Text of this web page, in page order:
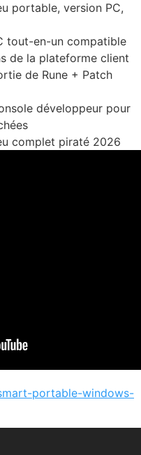
portable, version PC,
tout-en-un compatible
de la plateforme client
de Rune + Patch
développeur pour
complet piraté 2026
portable-windows-